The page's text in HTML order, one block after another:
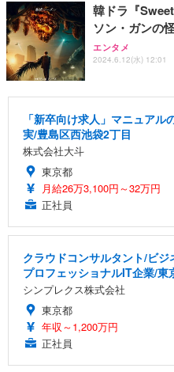
韓ドラ『
ソン・ガンの
エンタメ
2024.6.12(水) 12:01
「新卒向け求人」マニュア
実/豊島区西池袋2丁目
株式会社大斗
東京都
月給26万3,100円～32万円
正社員
クラウドコンサルタント/ビ
プロフェッショナルIT企業/東
シンプレクス株式会社
東京都
年収～1,200万円
正社員